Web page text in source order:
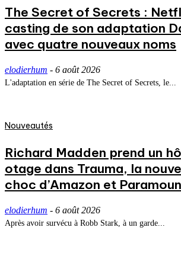
The Secret of Secrets :
casting de son adaptation
avec quatre nouveaux noms
elodierhum - 6 août 2026
L'adaptation en série de The Secret of Secrets, le...
Nouveautés
Richard Madden prend un
otage dans Trauma, la
choc d’Amazon et
elodierhum - 6 août 2026
Après avoir survécu à Robb Stark, à un garde...